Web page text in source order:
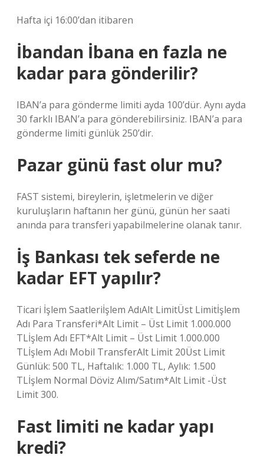
Hafta içi 16:00’dan itibaren
İbandan İbana en fazla ne
kadar para gönderilir?
IBAN’a para gönderme limiti ayda 100’dür. Aynı ayda
30 farklı IBAN’a para gönderebilirsiniz. IBAN’a para
gönderme limiti günlük 250’dir.
Pazar günü fast olur mu?
FAST sistemi, bireylerin, işletmelerin ve diğer
kuruluşların haftanın her günü, günün her saati
anında para transferi yapabilmelerine olanak tanır.
İş Bankası tek seferde ne
kadar EFT yapılır?
Ticari İşlem Saatleriİşlem AdıAlt LimitÜst Limitİşlem
Adı Para Transferi*Alt Limit – Üst Limit 1.000.000
TLİşlem Adı EFT*Alt Limit – Üst Limit 1.000.000
TLİşlem Adı Mobil TransferAlt Limit 20Üst Limit
Günlük: 500 TL, Haftalık: 1.000 TL, Aylık: 1.500
TLİşlem Normal ​Döviz Alım/Satım*Alt Limit ​-Üst
Limit ​300.
Fast limiti ne kadar yapı
kredi?